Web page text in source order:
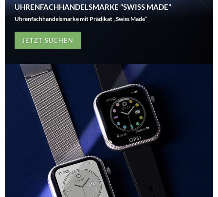
UHRENFACHHANDELSMARKE "SWISS MADE"
Uhrenfachhandelsmarke mit Prädikat „Swiss Made”
JETZT SUCHEN